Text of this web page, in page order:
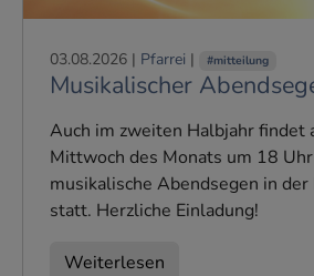
03.08.2026 | Pfarrei | #mitteilung
Musikalischer
Auch im zweiten Halbjahr findet
Mittwoch des Monats um 18
musikalische Abendsegen in
statt. Herzliche Einladung!
Weiterlesen